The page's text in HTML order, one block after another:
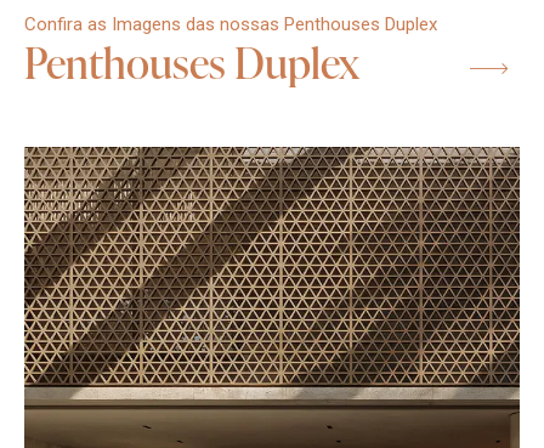
Confira as Imagens das nossas Penthouses Duplex
Penthouses Duplex